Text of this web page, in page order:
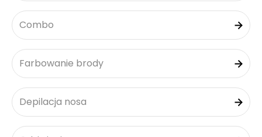
Combo
Farbowanie brody
Depilacja nosa